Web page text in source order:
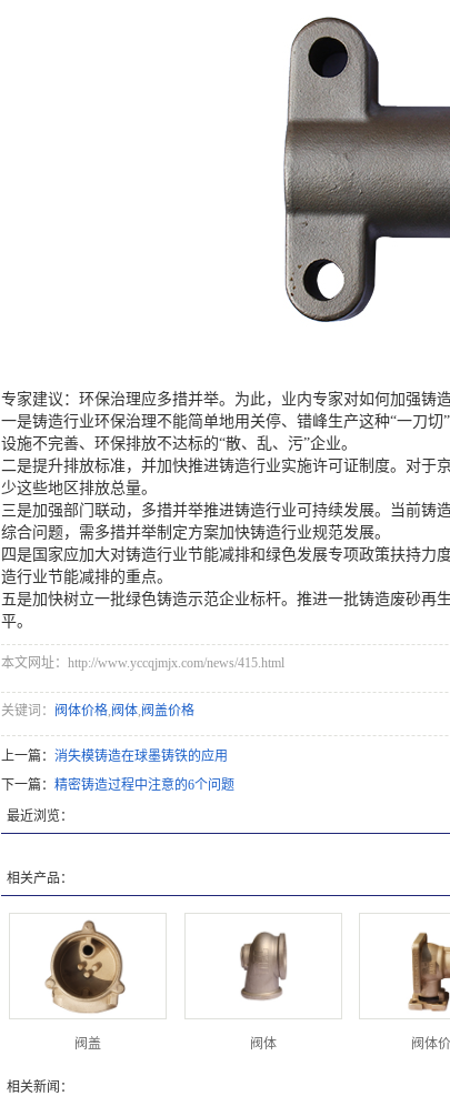
专家建议：环保治理应多措并举。为此，业内专家对如何加强铸
一是铸造行业环保治理不能简单地用关停、错峰生产这种“一刀
设施不完善、环保排放不达标的“散、乱、污”企业。
二是提升排放标准，并加快推进铸造行业实施许可证制度。对于
少这些地区排放总量。
三是加强部门联动，多措并举推进铸造行业可持续发展。当前
综合问题，需多措并举制定方案加快铸造行业规范发展。
四是国家应加大对铸造行业节能减排和绿色发展专项政策扶持
造行业节能减排的重点。
五是加快树立一批绿色铸造示范企业标杆。推进一批铸造废砂再
平。
本文网址：http://www.yccqjmjx.com/news/415.html
关键词： 阀体价格,阀体,阀盖价格
上一篇： 消失模铸造在球墨铸铁的应用
下一篇： 精密铸造过程中注意的6个问题
最近浏览：
相关产品：
阀盖 阀体 阀体
相关新闻：